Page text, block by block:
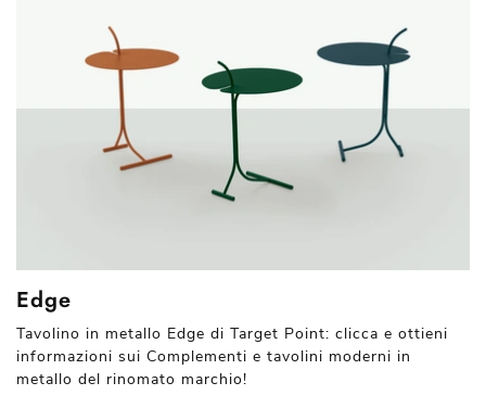
Edge
Tavolino in metallo Edge di Target Point: clicca e ottieni
informazioni sui Complementi e tavolini moderni in
metallo del rinomato marchio!